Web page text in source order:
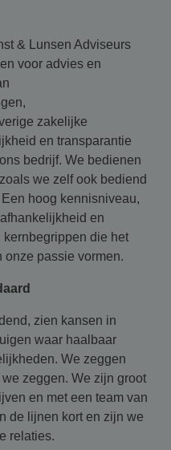
& Lunsen Adviseurs
voor advies en
zakelijke
en transparantie
bedrijf. We bedienen
we zelf ook bediend
hoog kennisniveau,
en
die het
onze passie vormen.
zien kansen in
waar haalbaar
We zeggen
zeggen. We zijn groot
en met een team van
de lijnen kort en zijn we
relaties.